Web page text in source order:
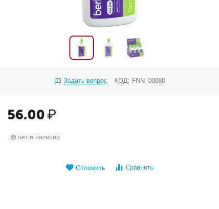
Задать вопрос КОД: FNN_00080
56.00₽
нет в наличии
Отложить Сравнить